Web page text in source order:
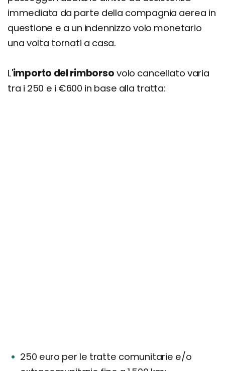
immediata da parte della compagnia aerea in
questione e a un indennizzo volo monetario
una volta tornati a casa.
L'importo del rimborso volo cancellato varia
tra i 250 e i €600 in base alla tratta:
250 euro per le tratte comunitarie e/o